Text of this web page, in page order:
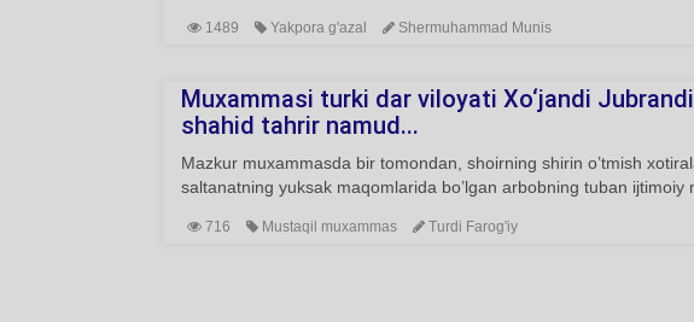
1489 Yakpora g'azal Shermuhammad Munis
Muxammasi turki dar viloyati Xo‘jandi
shahid tahrir namud...
Mazkur muxammasda bir tomondan, shoirning shirin o’tmish
saltanatning yuksak maqomlarida bo’lgan arbobning tuban
716 Mustaqil muxammas Turdi Farog'iy